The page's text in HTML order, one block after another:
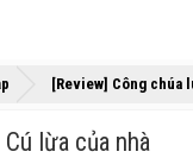
[Review] Công chúa
lừa của nhà